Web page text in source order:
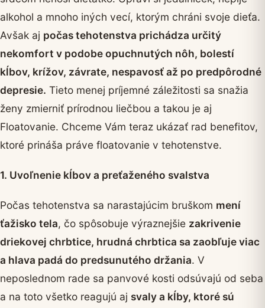
alkohol a mnoho iných vecí, ktorým chráni svoje dieťa.
Avšak aj počas tehotenstva prichádza určitý
nekomfort v podobe opuchnutých nôh, bolestí
kĺbov, krížov, závrate, nespavosť až po predpôrodné
depresie. Tieto menej príjemné záležitosti sa snažia
ženy zmierniť prírodnou liečbou a takou je aj
Floatovanie. Chceme Vám teraz ukázať rad benefitov,
ktoré prináša práve floatovanie v tehotenstve.
1. Uvoľnenie kĺbov a preťaženého svalstva
Počas tehotenstva sa narastajúcim bruškom mení
ťažisko tela, čo spôsobuje výraznejšie zakrivenie
driekovej chrbtice, hrudná chrbtica sa zaobľuje viac
a hlava padá do predsunutého držania. V
neposlednom rade sa panvové kosti odsúvajú od seba
a na toto všetko reagujú aj svaly a kĺby, ktoré sú